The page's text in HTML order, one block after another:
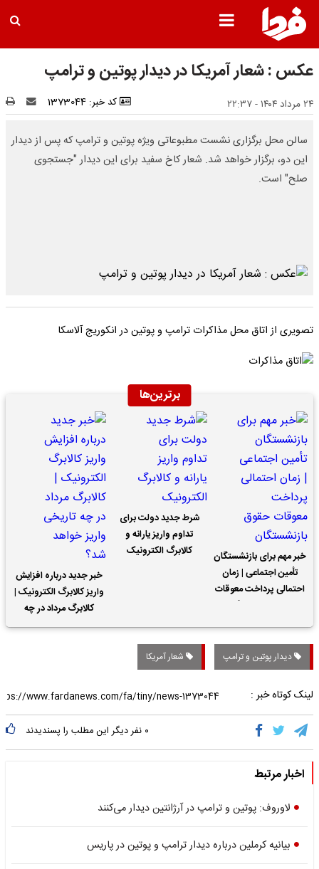
عکس : شعار آمریکا در دیدار پوتین و ترامپ
۲۴ مرداد ۱۴۰۴ - ۲۲:۳۷ کد خبر: 1373044
سالن محل برگزاری نشست مطبوعاتی ویژه پوتین و ترامپ که پس از دیدار
این دو، برگزار خواهد شد. شعار کاخ سفید برای این دیدار "جستجوی
صلح" است.
تصویری از اتاق محل مذاکرات ترامپ و پوتین در انکوریج آلاسکا
برترین‌ها
خبر مهم برای بازنشستگان
تأمین اجتماعی | زمان
احتمالی پرداخت معوقات
شرط جدید دولت برای
تداوم واریز یارانه و
کالابرگ الکترونیک
خبر جدید درباره افزایش
واریز کالابرگ الکترونیک |
کالابرگ مرداد در چه
تاریخی واریز خواهد شد؟
دیدار پوتین و ترامپ شعار آمریکا
لینک کوتاه خبر :
۰ نفر دیگر این مطلب را پسندیدند
اخبار مرتبط
لاوروف: پوتین و ترامپ در آرژانتین دیدار می‌کنند
بیانیه کرملین درباره دیدار ترامپ و پوتین در پاریس